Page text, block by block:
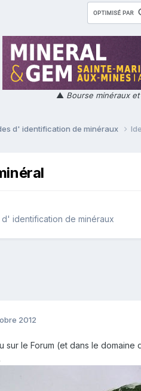
▲ Bourse minéraux
d' identification de minéraux
d' identification de minéraux
2012
sur le Forum (et dans le